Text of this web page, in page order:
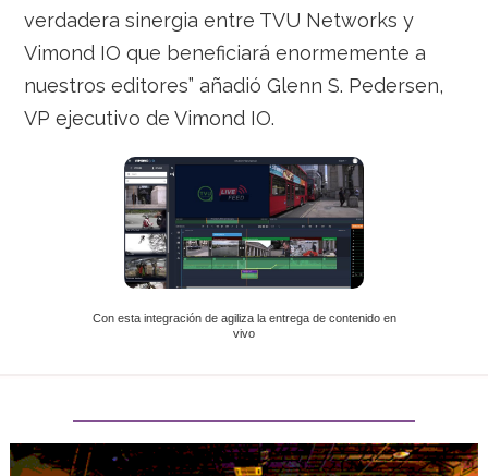
verdadera sinergia entre TVU Networks y
Vimond IO que beneficiará enormemente a
nuestros editores” añadió Glenn S. Pedersen,
VP ejecutivo de Vimond IO.
Con esta integración de agiliza la entrega de contenido en
vivo